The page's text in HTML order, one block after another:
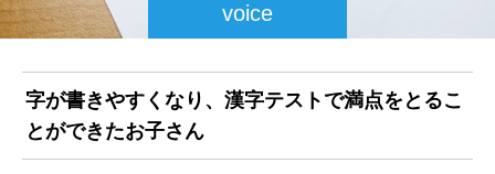
voice
字が書きやすくなり、漢字テストで満点をとるこ
とができたお子さん